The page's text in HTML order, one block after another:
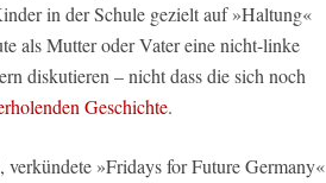
in der Schule gezielt auf »Haltung«
als Mutter oder Vater eine nicht-linke
diskutieren – nicht dass die sich noch
Geschichte.
»Fridays for Future Germany«